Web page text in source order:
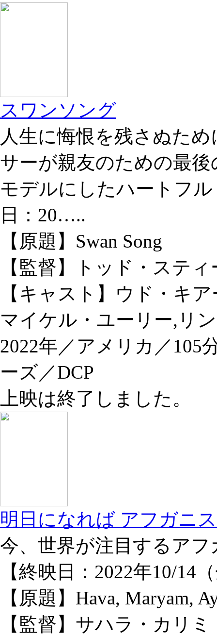
スワンソング
人生に悔恨を残さぬた
サーが親友のための最
モデルにしたハートフ
日：20…..
【原題】Swan Song
【監督】トッド・ステ
【キャスト】ウド・キ
マイケル・ユーリー,リ
2022年／アメリカ／105
ーズ／DCP
上映は終了しました。
明日になれば アフガニ
今、世界が注目するア
【終映日：2022年10/14
【原題】Hava, Maryam,
【監督】サハラ・カリミ